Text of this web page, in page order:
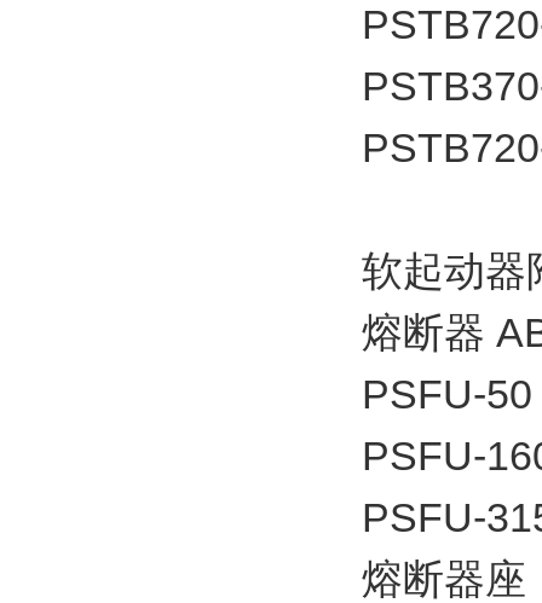
软起动器
熔断器
PSFU-
PSFU-
PSFU-
熔断器座